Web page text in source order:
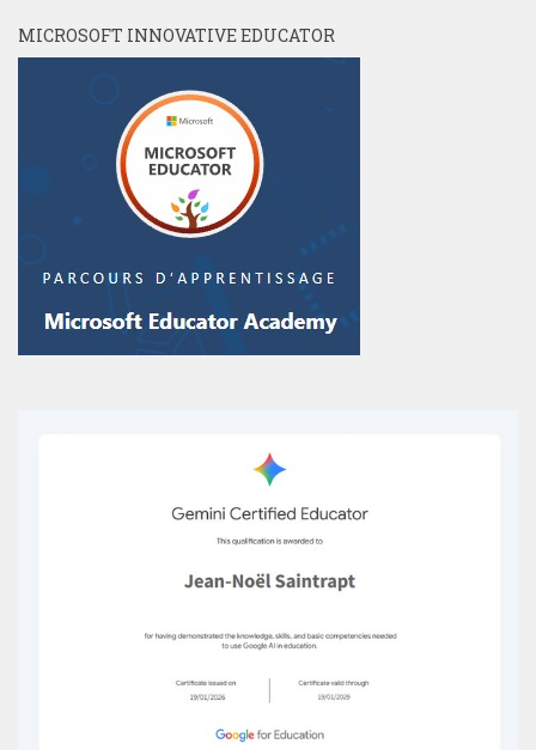
MICROSOFT INNOVATIVE EDUCATOR